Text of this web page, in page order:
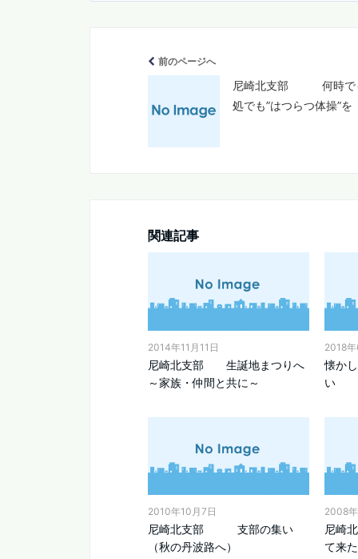
前のページへ
尼崎北支部 何時で
処でも”はつらつ体操”を
関連記事
2014年11月11日
尼崎北支部 生誕地まつりへ
～家族・仲間と共に～
2018
懐か
い
2010年10月7日
尼崎北支部 支部の集い
（秋の丹波路へ）
2008
尼崎
て来